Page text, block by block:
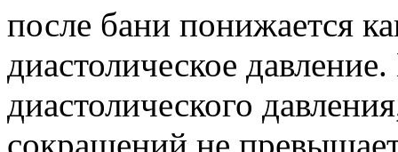
после бани понижается
диастолическое
диастолического
сокращений не